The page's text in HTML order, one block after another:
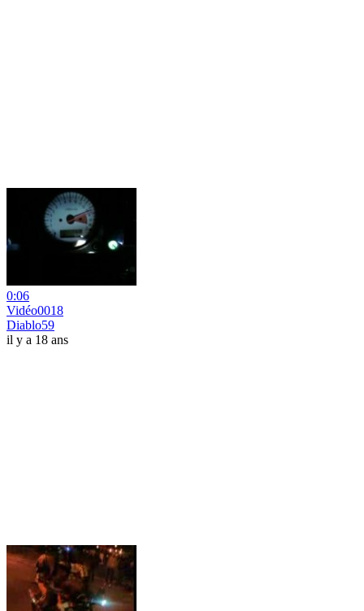
0:06
Vidéo0018
Diablo59
il y a 18 ans